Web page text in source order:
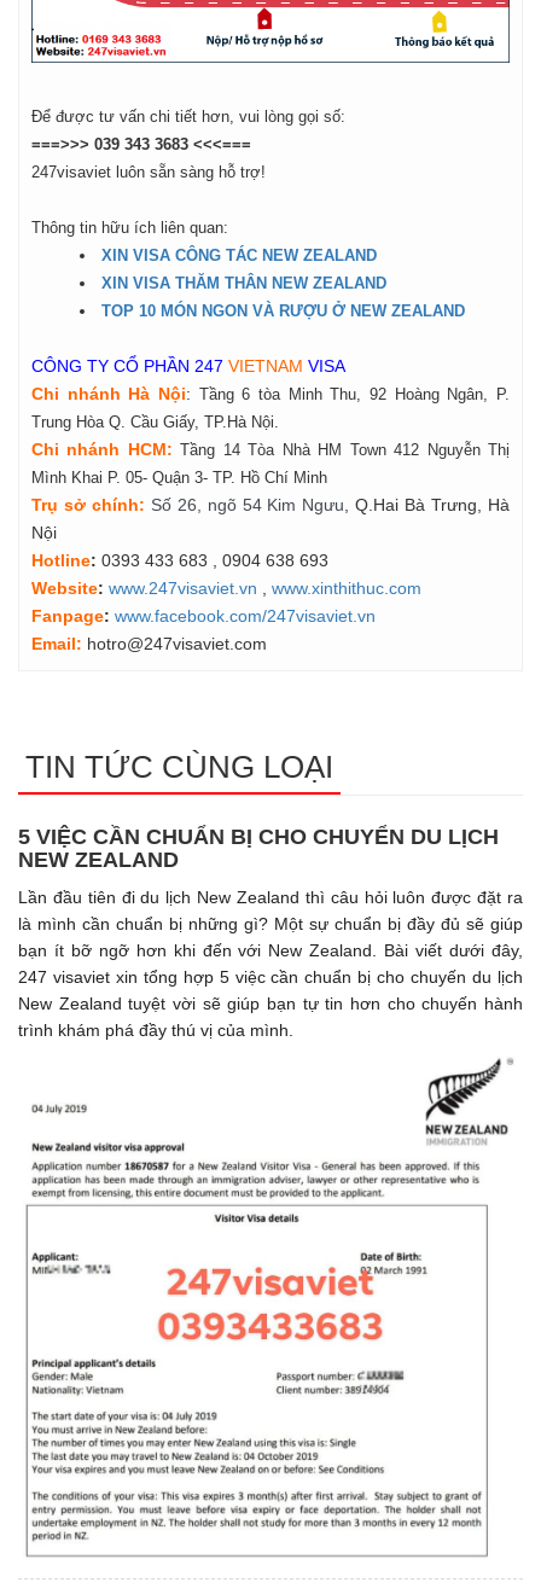
Để được tư vấn chi tiết hơn, vui lòng gọi số:
===>>> 039 343 3683 <<<===
247visaviet luôn sẵn sàng hỗ trợ!
Thông tin hữu ích liên quan:
XIN VISA CÔNG TÁC NEW ZEALAND
XIN VISA THĂM THÂN NEW ZEALAND
TOP 10 MÓN NGON VÀ RƯỢU Ở NEW ZEALAND
CÔNG TY CỔ PHẦN 247 VIETNAM VISA
Chi nhánh Hà Nội: Tầng 6 tòa Minh Thu, 92 Hoàng Ngân, P.
Trung Hòa Q. Cầu Giấy, TP.Hà Nội.
Chi nhánh HCM: Tầng 14 Tòa Nhà HM Town 412 Nguyễn Thị
Mình Khai P. 05- Quận 3- TP. Hồ Chí Minh
Trụ sở chính: Số 26, ngõ 54 Kim Ngưu , Q.Hai Bà Trưng, Hà
Nội
Hotline: 0393 433 683 , 0904 638 693
Website: www.247visaviet.vn
www.xinthithuc.com
Fanpage: www.facebook.com/247visaviet.vn
Email: hotro@247visaviet.com
TIN TỨC CÙNG LOẠI
5 VIỆC CẦN CHUẨN BỊ CHO CHUYỂN DU LỊCH
NEW ZEALAND
Lần đầu tiên đi du lịch New Zealand thì câu hỏi luôn được đặt ra
là mình cần chuẩn bị những gì? Một sự chuẩn bị đầy đủ sẽ giúp
bạn ít bỡ ngỡ hơn khi đến với New Zealand. Bài viết dưới đây,
247 visaviet xin tổng hợp 5 việc cần chuẩn bị cho chuyến du lịch
New Zealand tuyệt vời sẽ giúp bạn tự tin hơn cho chuyến hành
trình khám phá đầy thú vị của mình.